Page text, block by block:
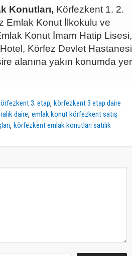
Konutları, Körfezkent 1. 2.
Emlak Konut İlkokulu ve
Konut İmam Hatip Lisesi,
Körfez Devlet Hastanesi
alanına yakın konumda yer
3. etap,körfezkent 3 etap daire
daire, emlak konut körfezkent satış
, körfezkent emlak konutları satılık